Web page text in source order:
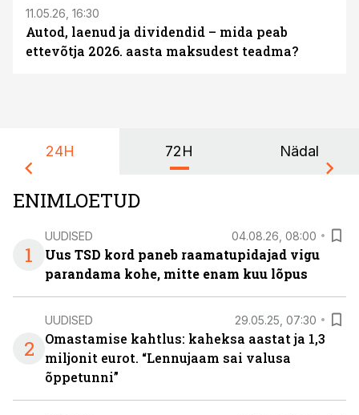
11.05.26, 16:30
Autod, laenud ja dividendid – mida peab
ettevõtja 2026. aasta maksudest teadma?
24H 72H Nädal
ENIMLOETUD
1
UUDISED 04.08.26, 08:00
Uus TSD kord paneb raamatupidajad vigu
parandama kohe, mitte enam kuu lõpus
2
UUDISED 29.05.25, 07:30
Omastamise kahtlus: kaheksa aastat ja 1,3
miljonit eurot. “Lennujaam sai valusa
õppetunni”